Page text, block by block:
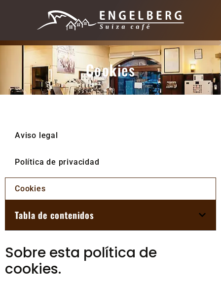
Cookies
Aviso legal
Política de privacidad
Cookies
Tabla de contenidos
Sobre esta política de
cookies.